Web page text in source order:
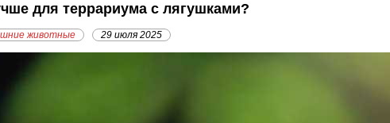
для террариума с лягушками?
животные 29 июля 2025